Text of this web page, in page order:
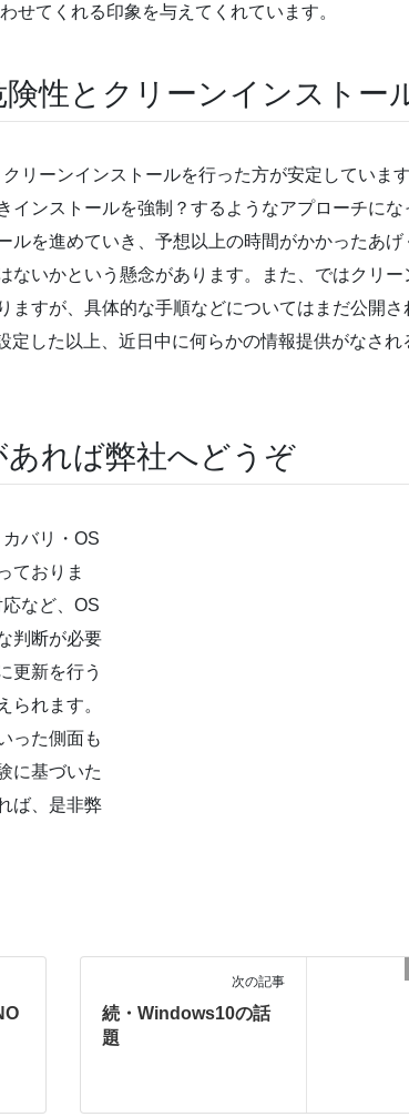
せてくれる印象を与えてくれています。
険性とクリーンインストー
リーンインストールを行った方が安定していま
インストールを強制？するようなアプローチにな
ルを進めていき、予想以上の時間がかかったあげ
ないかという懸念があります。また、ではクリー
ますが、具体的な手順などについてはまだ公開さ
定した以上、近日中に何らかの情報提供がなされ
れば弊社へどうぞ
バリ・OS
ておりま
など、OS
判断が必要
更新を行う
られます。
った側面も
に基づいた
ば、是非弊
次の記事
続・Windows10の話
題